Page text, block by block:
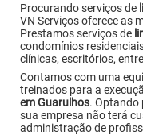
Procurando serviços de
VN Serviços oferece as
Prestamos serviços de
condomínios
clínicas, escritórios,
Contamos com uma
treinados para a
em Guarulhos. Optando
sua empresa não terá
administração de